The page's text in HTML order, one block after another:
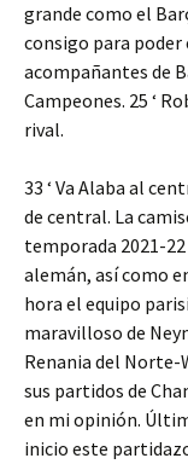
grande como el
consigo para poder
acompañantes de
Campeones. 25 ‘
rival.
33 ‘ Va Alaba al
de central. La
temporada 2021-
alemán, así como
hora el equipo
maravilloso de
Renania del
sus partidos de
en mi opinión.
inicio este